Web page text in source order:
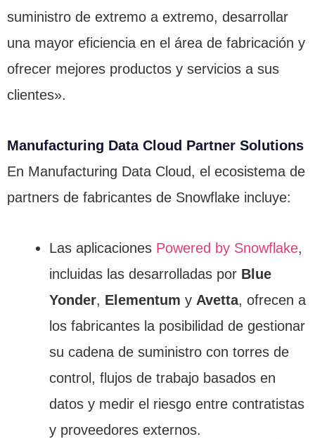
suministro de extremo a extremo, desarrollar
una mayor eficiencia en el área de fabricación y
ofrecer mejores productos y servicios a sus
clientes».
Manufacturing Data Cloud Partner Solutions
En Manufacturing Data Cloud, el ecosistema de
partners de fabricantes de Snowflake incluye:
Las aplicaciones Powered by Snowflake,
incluidas las desarrolladas por Blue
Yonder, Elementum y Avetta, ofrecen a
los fabricantes la posibilidad de gestionar
su cadena de suministro con torres de
control, flujos de trabajo basados en
datos y medir el riesgo entre contratistas
y proveedores externos.